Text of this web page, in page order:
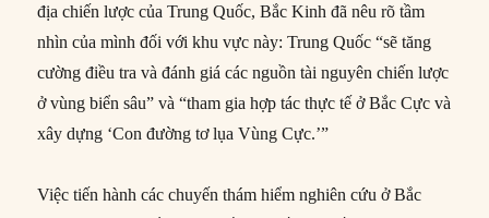
địa chiến lược của Trung Quốc, Bắc Kinh đã nêu rõ tầm
nhìn của mình đối với khu vực này: Trung Quốc “sẽ tăng
cường điều tra và đánh giá các nguồn tài nguyên chiến lược
ở vùng biển sâu” và “tham gia hợp tác thực tế ở Bắc Cực và
xây dựng ‘Con đường tơ lụa Vùng Cực.’”
Việc tiến hành các chuyến thám hiểm nghiên cứu ở Bắc